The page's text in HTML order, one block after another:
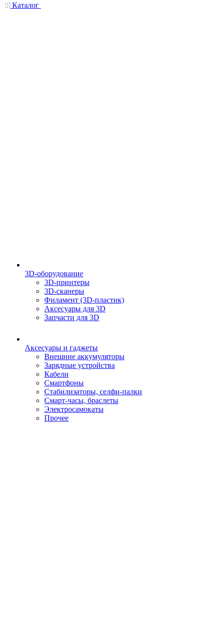
Каталог
3D-оборудование
3D-принтеры
3D-сканеры
Филамент (3D-пластик)
Аксесуары для 3D
Запчасти для 3D
Аксесуары и гаджеты
Внешние аккумуляторы
Зарядные устройства
Кабели
Смартфоны
Стабилизаторы, селфи-палки
Смарт-часы, браслеты
Электросамокаты
Прочее